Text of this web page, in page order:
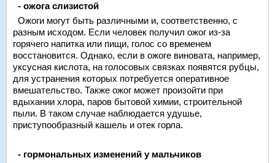
- ожога слизистой
Ожоги могут быть различными и, соответственно, с
разным исходом. Если человек получил ожог из-за
горячего напитка или пищи, голос со временем
восстановится. Однако, если в ожоге виновата, например,
уксусная кислота, на голосовых связках появятся рубцы,
для устранения которых потребуется оперативное
вмешательство. Также ожог может произойти при
вдыхании хлора, паров бытовой химии, строительной
пыли. В таком случае наблюдается удушье,
приступообразный кашель и отек горла.
- гормональных изменений у мальчиков